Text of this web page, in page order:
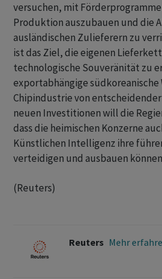
versuchen, mit
Produktion auszubauen und die
ausländischen Zulieferern zu
‌ist das Ziel, die eigenen
technologische Souveränität zu
exportabhängige südkoreanische
Chipindustrie von
neuen Investitionen will die
dass die ​heimischen Konzerne
Künstlichen Intelligenz ihre
verteidigen und ausbauen
(Reuters)
Reuters Mehr